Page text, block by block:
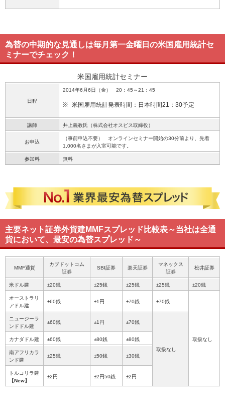
為替の中期的な見通しは毎月第一金曜日の米国雇用統計セ
ミナーでチェック！
米国雇用統計セミナー
日程
2014年6月6日（金） 20：45～21：45
※ 米国雇用統計発表時間：日本時間21：30予定
講師 井上義教氏（株式会社オスピス取締役）
お申込
（事前申込不要） オンラインセミナー開始の30分前より、先着
1,000名さまが入室可能です。
参加料 無料
主要ネット証券外貨建MMFスプレッド比較表～当社は全通
貨において、最安の為替スプレッド～
MMF通貨
カブドットコム
証券
SBI証券 楽天証券
マネックス
証券
松井証券
米ドル建 ±20銭 ±25銭 ±25銭 ±25銭 ±20銭
オーストラリ
アドル建
±60銭 ±1円 ±70銭 ±70銭
取扱なし
ニュージーラ
ンドドル建
±60銭 ±1円 ±70銭
取扱なし
カナダドル建 ±60銭 ±80銭 ±80銭
南アフリカラ
ンド建
±25銭 ±50銭 ±30銭
トルコリラ建
【New】
±2円 ±2円50銭 ±2円